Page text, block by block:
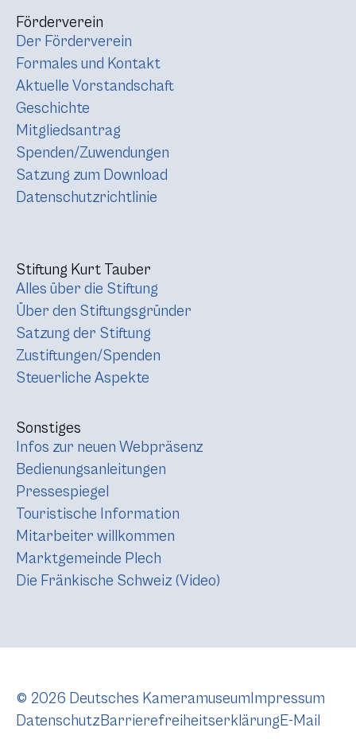
Förderverein
Der Förderverein
Formales und Kontakt
Aktuelle Vorstandschaft
Geschichte
Mitgliedsantrag
Spenden/Zuwendungen
Satzung zum Download
Datenschutzrichtlinie
Stiftung Kurt Tauber
Alles über die Stiftung
Über den Stiftungsgründer
Satzung der Stiftung
Zustiftungen/Spenden
Steuerliche Aspekte
Sonstiges
Infos zur neuen Webpräsenz
Bedienungsanleitungen
Pressespiegel
Touristische Information
Mitarbeiter willkommen
Marktgemeinde Plech
Die Fränkische Schweiz (Video)
© 2026 Deutsches KameramuseumImpressum
DatenschutzBarrierefreiheitserklärungE-Mail